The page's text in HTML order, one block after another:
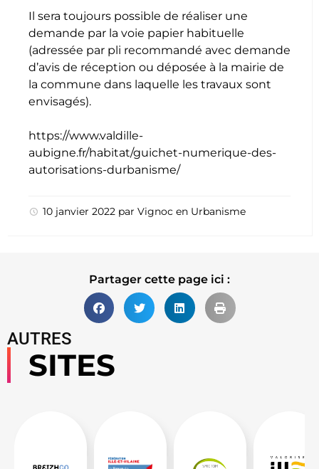
Il sera toujours possible de réaliser une
demande par la voie papier habituelle
(adressée par pli recommandé avec demande
d’avis de réception ou déposée à la mairie de
la commune dans laquelle les travaux sont
envisagés).
https://www.valdille-
aubigne.fr/habitat/guichet-numerique-des-
autorisations-durbanisme/
10 janvier 2022 par Vignoc en Urbanisme
Partager cette page ici :
AUTRES
SITES